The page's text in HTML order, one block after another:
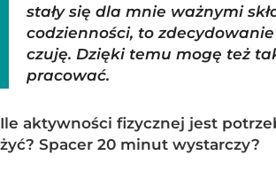
stały się dla mnie ważnymi
codzienności, to
czuję. Dzięki temu mogę też
pracować.
Ile aktywności fizycznej jest
żyć? Spacer 20 minut wystarczy?